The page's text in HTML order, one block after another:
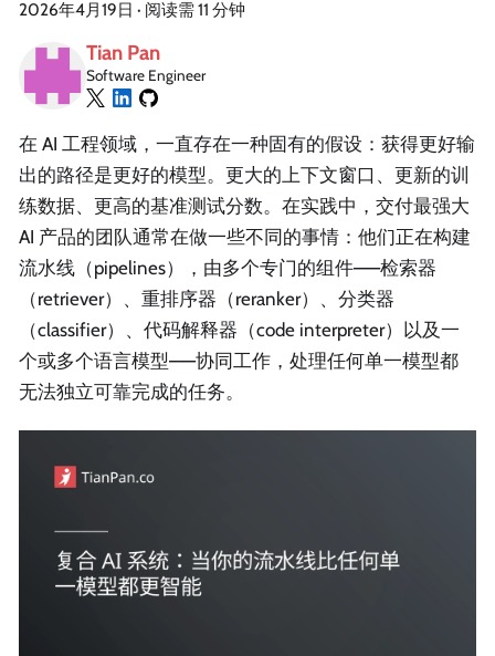
2026年4月19日 · 阅读需 11 分钟
Tian Pan
Software Engineer
在 AI 工程领域，一直存在一种固有的假设：获得更好输
出的路径是更好的模型。更大的上下文窗口、更新的训
练数据、更高的基准测试分数。在实践中，交付最强大
AI 产品的团队通常在做一些不同的事情：他们正在构建
流水线（pipelines），由多个专门的组件——检索器
（retriever）、重排序器（reranker）、分类器
（classifier）、代码解释器（code interpreter）以及一
个或多个语言模型——协同工作，处理任何单一模型都
无法独立可靠完成的任务。